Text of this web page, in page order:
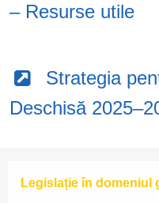
– Resurse utile
Strategia
Deschisă
Legislație în domeniul